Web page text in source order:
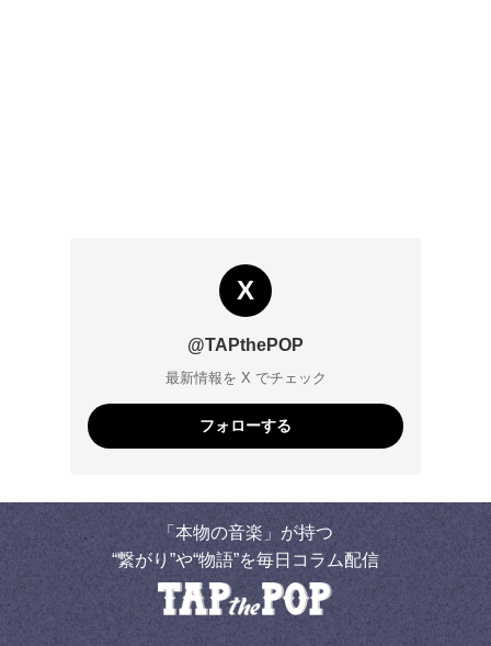
X
@TAPthePOP
最新情報を X でチェック
フォローする
「本物の音楽」が持つ
“繋がり”や“物語”を毎日コラム配信